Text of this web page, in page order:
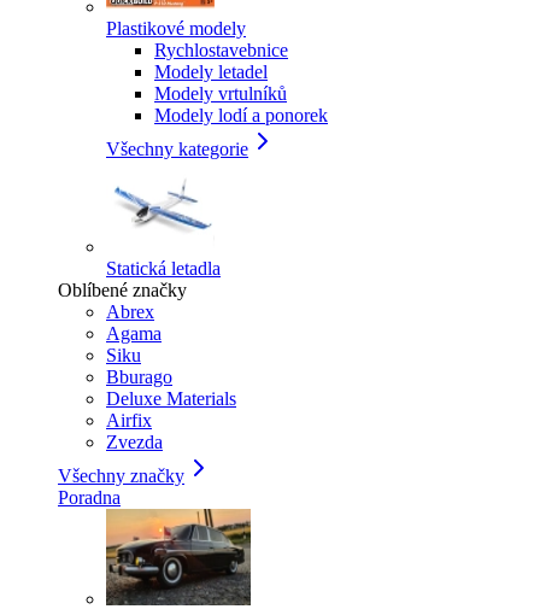
Plastikové modely
Rychlostavebnice
Modely letadel
Modely vrtulníků
Modely lodí a ponorek
Všechny kategorie
Statická letadla
Oblíbené značky
Abrex
Agama
Siku
Bburago
Deluxe Materials
Airfix
Zvezda
Všechny značky
Poradna